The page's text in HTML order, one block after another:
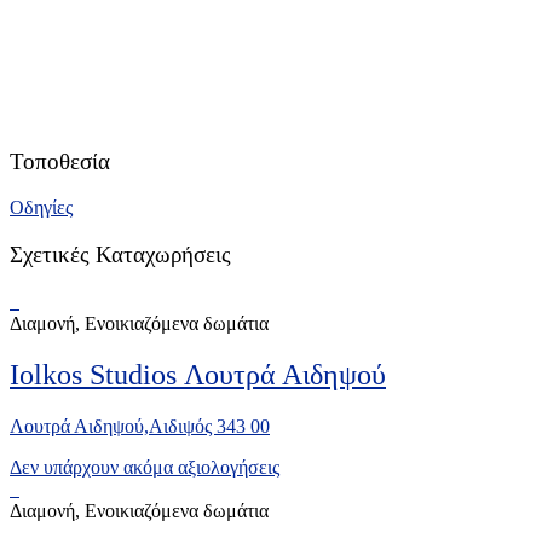
Τοποθεσία
Οδηγίες
Σχετικές Καταχωρήσεις
Διαμονή, Ενοικιαζόμενα δωμάτια
Iolkos Studios Λουτρά Αιδηψού
Λουτρά Αιδηψού,Αιδιψός 343 00
Δεν υπάρχουν ακόμα αξιολογήσεις
Διαμονή, Ενοικιαζόμενα δωμάτια